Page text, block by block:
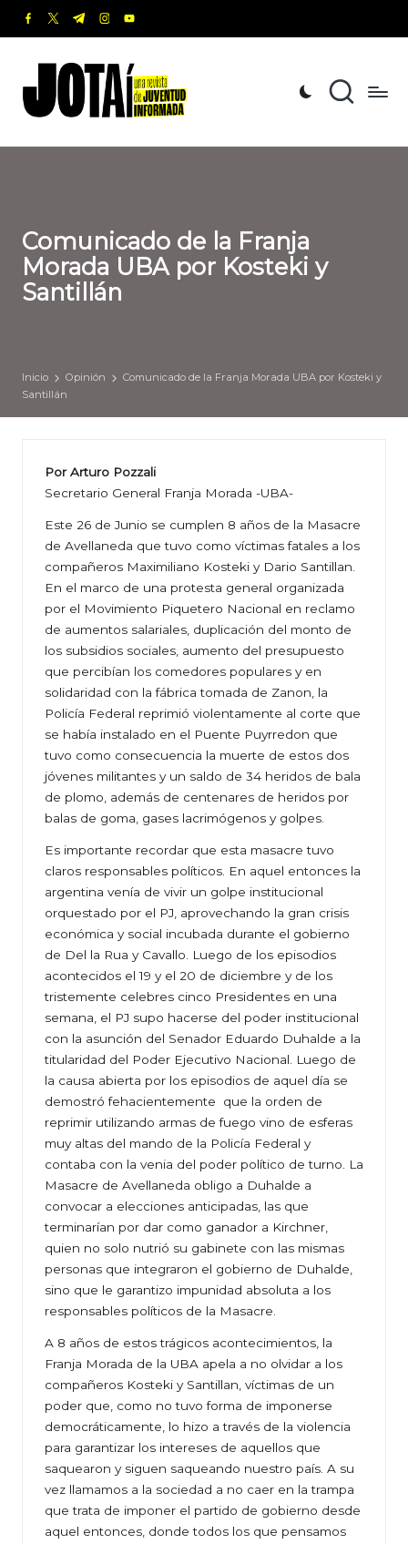
Saltar
contenido
facebook.com
twitter.com
t.me instagram.com
youtube.com
o
t
revista
de
Informada
Comunicado de la Franja
Morada UBA por Kosteki y
Santillán
Inicio Opinión
Comunicado de la Franja Morada UBA por Kosteki y
Santillán
Por Arturo Pozzali
Secretario General Franja Morada -UBA-
Este 26 de Junio se cumplen 8 años de la Masacre
de Avellaneda que tuvo como víctimas fatales a los
compañeros Maximiliano Kosteki y Dario Santillan.
En el marco de una protesta general organizada
por el Movimiento Piquetero Nacional en reclamo
de aumentos salariales, duplicación del monto de
los subsidios sociales, aumento del presupuesto
que percibían los comedores populares y en
solidaridad con la fábrica tomada de Zanon, la
Policía Federal reprimió violentamente al corte que
se había instalado en el Puente Puyrredon que
tuvo como consecuencia la muerte de estos dos
jóvenes militantes y un saldo de 34 heridos de bala
de plomo, además de centenares de heridos por
balas de goma, gases lacrimógenos y golpes.
Es importante recordar que esta masacre tuvo
claros responsables políticos. En aquel entonces la
argentina venía de vivir un golpe institucional
orquestado por el PJ, aprovechando la gran crisis
económica y social incubada durante el gobierno
de Del la Rua y Cavallo. Luego de los episodios
acontecidos el 19 y el 20 de diciembre y de los
tristemente celebres cinco Presidentes en una
semana, el PJ supo hacerse del poder institucional
con la asunción del Senador Eduardo Duhalde a la
titularidad del Poder Ejecutivo Nacional. Luego de
la causa abierta por los episodios de aquel día se
demostró fehacientemente que la orden de
reprimir utilizando armas de fuego vino de esferas
muy altas del mando de la Policía Federal y
contaba con la venia del poder político de turno. La
Masacre de Avellaneda obligo a Duhalde a
convocar a elecciones anticipadas, las que
terminarían por dar como ganador a Kirchner,
quien no solo nutrió su gabinete con las mismas
personas que integraron el gobierno de Duhalde,
sino que le garantizo impunidad absoluta a los
responsables políticos de la Masacre.
A 8 años de estos trágicos acontecimientos, la
Franja Morada de la UBA apela a no olvidar a los
compañeros Kosteki y Santillan, víctimas de un
poder que, como no tuvo forma de imponerse
democráticamente, lo hizo a través de la violencia
para garantizar los intereses de aquellos que
saquearon y siguen saqueando nuestro país. A su
vez llamamos a la sociedad a no caer en la trampa
que trata de imponer el partido de gobierno desde
aquel entonces, donde todos los que pensamos